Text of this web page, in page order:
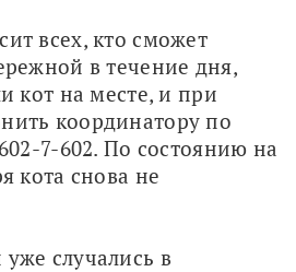
всех, кто сможет
в течение дня,
кот на месте, и при
координатору по
7-602. По состоянию на
кота снова не
случались в